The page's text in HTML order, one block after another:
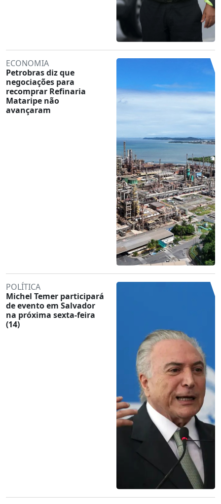
ECONOMIA
Petrobras diz que
negociações para
recomprar Refinaria
Mataripe não
avançaram
POLÍTICA
Michel Temer participará
de evento em Salvador
na próxima sexta-feira
(14)